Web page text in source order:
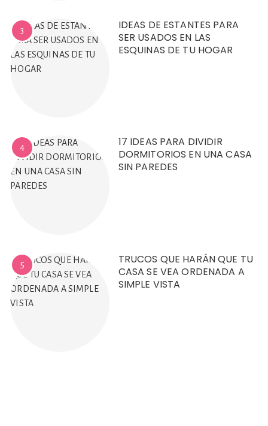
3
IDEAS DE ESTANTES PARA
SER USADOS EN LAS
ESQUINAS DE TU HOGAR
4
17 IDEAS PARA DIVIDIR
DORMITORIOS EN UNA CASA
SIN PAREDES
5
TRUCOS QUE HARÁN QUE TU
CASA SE VEA ORDENADA A
SIMPLE VISTA